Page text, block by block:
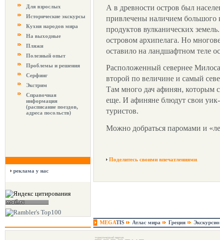
Для взрослых
Исторические экскурсы
Кухня народов мира
На выходные
Пляжи
Полезный опыт
Проблемы и решения
Серфинг
Экстрим
Справочная
информация
(расписание поездов,
адреса посольств)
реклама у нас
А в древности остров был
привлечены наличием большого
продуктов вулканических
островом архипелага. Но
оставило на ландшафтном теле
Расположенный севернее
второй по величине и самый
Там много дач афинян, которым
еще. И афиняне блюдут свои
туристов.
Можно добраться паромами и
Поделитесь своими впечатлениями
MEGATIS Атлас мира Греция